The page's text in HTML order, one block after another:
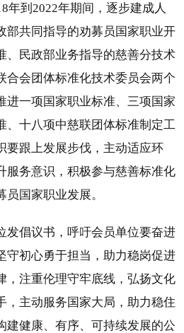
年到2022年期间，逐步建成人
部共同指导的劝募员国家职业开
、民政部业务指导的慈善分技术
合会团体标准化技术委员会两个
进一项国家职业标准、三项国家
、十八项中慈联团体标准制定工
要跟上发展步伐，主动适应环
服务意识，积极参与慈善标准化
国家职业发展。
发倡议书，呼吁会员单位要奋进
守初心勇于担当，助力稳岗促进
，注重伦理守牢底线，弘扬文化
，主动服务国家大局，助力稳住
建健康、有序、可持续发展的公